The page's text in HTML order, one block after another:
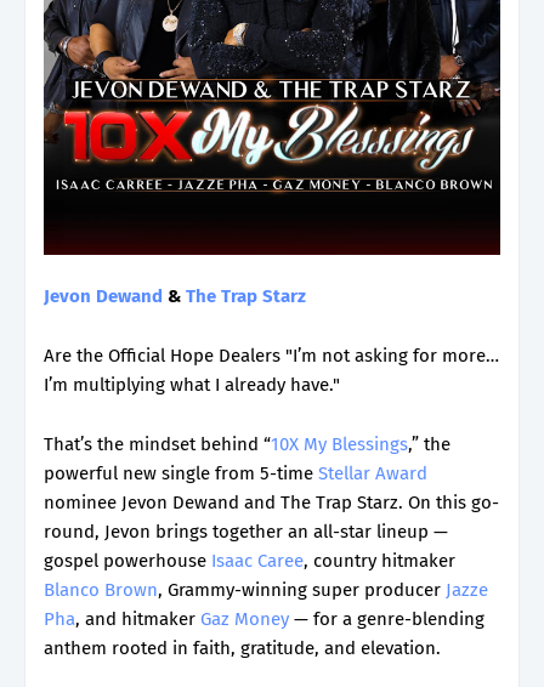
Jevon Dewand & The Trap Starz
Are the Official Hope Dealers "I’m not asking for more…
I’m multiplying what I already have."
That’s the mindset behind “10X My Blessings,” the
powerful new single from 5-time Stellar Award
nominee Jevon Dewand and The Trap Starz. On this go-
round, Jevon brings together an all-star lineup —
gospel powerhouse Isaac Caree, country hitmaker
Blanco Brown, Grammy-winning super producer Jazze
Pha, and hitmaker Gaz Money — for a genre-blending
anthem rooted in faith, gratitude, and elevation.